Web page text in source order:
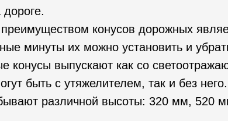
дороге.
конусов дорожных
минуты их можно установить и
конусы выпускают как со
быть с утяжелителем, так и без него.
различной высоты: 320 мм, 520